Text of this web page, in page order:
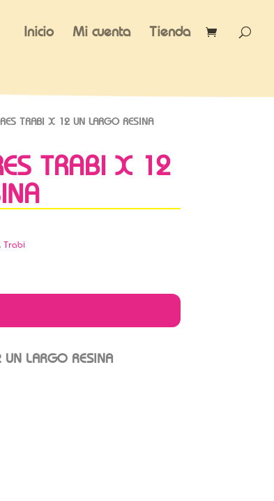
Inicio Mi cuenta Tienda
TRABI X 12 UN LARGO RESINA
TRABI X 12
Trabi
LARGO RESINA